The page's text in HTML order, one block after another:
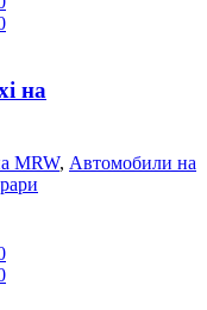
на
MRW, Автомобили на